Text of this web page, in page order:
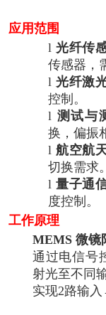
应用范围
l 光纤传
传感器，
l 光纤激
控制。
l 测试与
换，偏振
l 航空航
切换需求。
l 量子通
度控制。
工作原理
MEMS 微镜
通过电信号
射光至不同
实现2路输